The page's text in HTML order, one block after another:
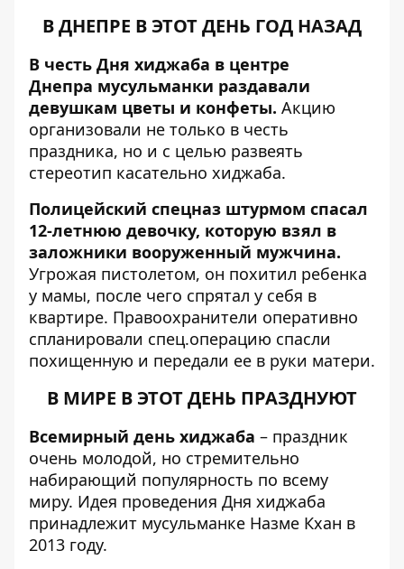
В ДНЕПРЕ В ЭТОТ ДЕНЬ ГОД НАЗАД
В честь Дня хиджаба в центре
Днепра мусульманки раздавали
девушкам цветы и конфеты. Акцию
организовали не только в честь
праздника, но и с целью развеять
стереотип касательно хиджаба.
Полицейский спецназ штурмом спасал
12-летнюю девочку, которую взял в
заложники вооруженный мужчина.
Угрожая пистолетом, он похитил ребенка
у мамы, после чего спрятал у себя в
квартире. Правоохранители оперативно
спланировали спец.операцию спасли
похищенную и передали ее в руки матери.
В МИРЕ В ЭТОТ ДЕНЬ ПРАЗДНУЮТ
Всемирный день хиджаба – праздник
очень молодой, но стремительно
набирающий популярность по всему
миру. Идея проведения Дня хиджаба
принадлежит мусульманке Назме Кхан в
2013 году.